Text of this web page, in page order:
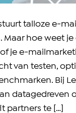
talloze e-
Maar hoe weet je
je e-
van testen,
Bij
datagedreven
partners te […]